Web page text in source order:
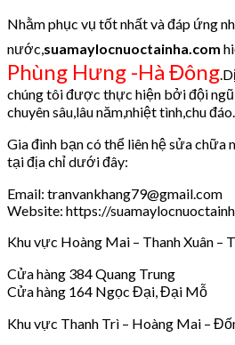
Nhằm phục vụ tốt nhất và đáp ứng
nước, suamaylocnuoctainha.com
Phùng Hưng -Hà Đông
chúng tôi được thực hiện bởi đội
chuyên sâu,lâu năm,nhiệt tình,chu đáo.
Gia đình bạn có thể liên hệ sửa
tại địa chỉ dưới đây:
Email: tranvankhang79@gmail.com
Website: https://
Khu vực Hoàng Mai – Thanh Xuân –
Cửa hàng 384 Quang Trung
Cửa hàng 164 Ngọc Đại, Đại Mỗ
Khu vực Thanh Trì – Hoàng Mai –